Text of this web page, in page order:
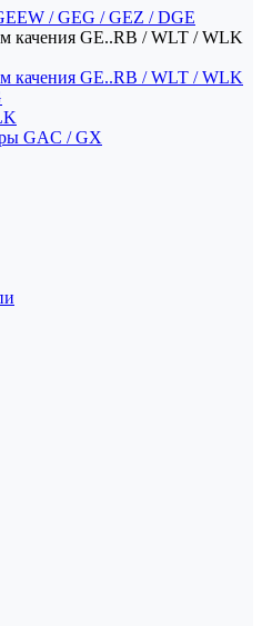
/ GEG / GEZ / DGE
качения GE..RB / WLT / WLK
качения GE..RB / WLT / WLK
GAC / GX